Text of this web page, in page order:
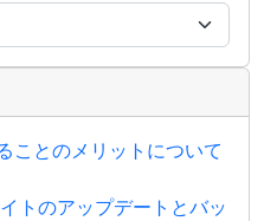
ことのメリットについて
トのアップデートとバッ